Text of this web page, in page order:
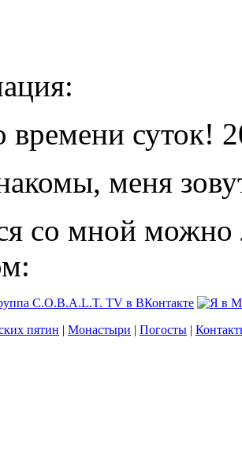
времени суток!
меня
со мной
пятин | Монастыри | Погосты |